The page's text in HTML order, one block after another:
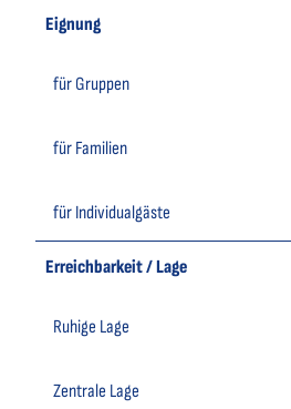
Eignung
für Gruppen
für Familien
für Individualgäste
Erreichbarkeit / Lage
Ruhige Lage
Zentrale Lage